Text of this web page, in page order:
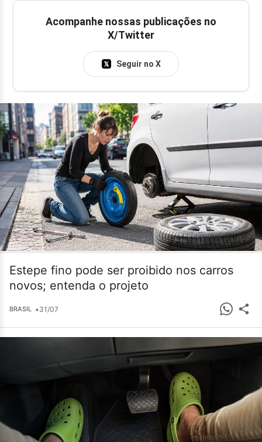
Acompanhe nossas publicações no
X/Twitter
Seguir no X
Estepe fino pode ser proibido nos carros
novos; entenda o projeto
BRASIL •31/07